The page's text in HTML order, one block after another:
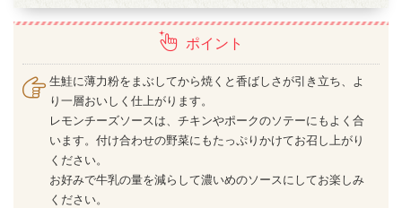
ポイント
生鮭に薄力粉をまぶしてから焼くと香ばしさが引き立ち、よ
り一層おいしく仕上がります。
レモンチーズソースは、チキンやポークのソテーにもよく合
います。付け合わせの野菜にもたっぷりかけてお召し上がり
ください。
お好みで牛乳の量を減らして濃いめのソースにしてお楽しみ
ください。